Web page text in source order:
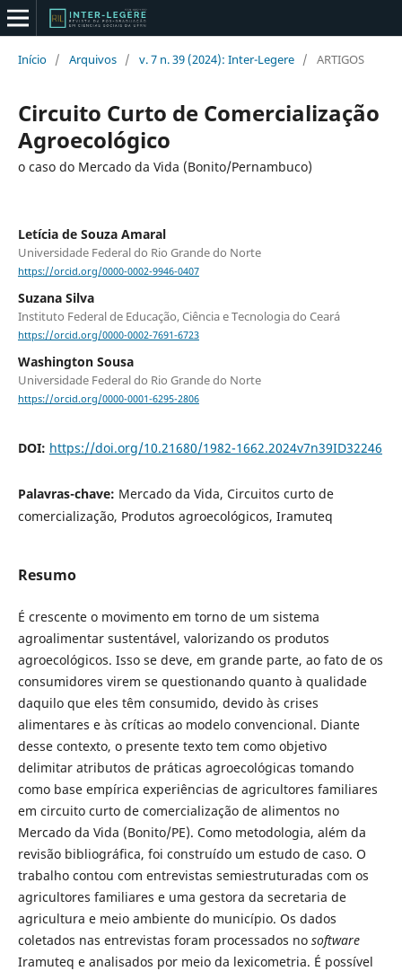
Início / Arquivos / v. 7 n. 39 (2024): Inter-Legere / ARTIGOS
Circuito Curto de Comercialização
Agroecológico
o caso do Mercado da Vida (Bonito/Pernambuco)
Letícia de Souza Amaral
Universidade Federal do Rio Grande do Norte
https://orcid.org/0000-0002-9946-0407
Suzana Silva
Instituto Federal de Educação, Ciência e Tecnologia do Ceará
https://orcid.org/0000-0002-7691-6723
Washington Sousa
Universidade Federal do Rio Grande do Norte
https://orcid.org/0000-0001-6295-2806
DOI: https://doi.org/10.21680/1982-1662.2024v7n39ID32246
Palavras-chave: Mercado da Vida, Circuitos curto de
comercialização, Produtos agroecológicos, Iramuteq
Resumo
É crescente o movimento em torno de um sistema
agroalimentar sustentável, valorizando os produtos
agroecológicos. Isso se deve, em grande parte, ao fato de os
consumidores virem se questionando quanto à qualidade
daquilo que eles têm consumido, devido às crises
alimentares e às críticas ao modelo convencional. Diante
desse contexto, o presente texto tem como objetivo
delimitar atributos de práticas agroecológicas tomando
como base empírica experiências de agricultores familiares
em circuito curto de comercialização de alimentos no
Mercado da Vida (Bonito/PE). Como metodologia, além da
revisão bibliográfica, foi construído um estudo de caso. O
trabalho contou com entrevistas semiestruturadas com os
agricultores familiares e uma gestora da secretaria de
agricultura e meio ambiente do município. Os dados
coletados nas entrevistas foram processados no software
Iramuteq e analisados por meio da lexicometria. É possível